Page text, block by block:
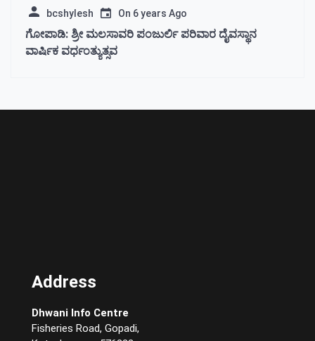
bcshylesh On 6 years Ago
ಗೋಪಾಡಿ: ಶ್ರೀ ಮಲಸಾವರಿ ಪಂಜುರ್ಲಿ ಪರಿವಾರ ದೈವಸ್ಥಾನ
ವಾರ್ಷಿಕ ವರ್ಧಂತ್ಯುತ್ಸವ
Address
Dhwani Info Centre
Fisheries Road, Gopadi,